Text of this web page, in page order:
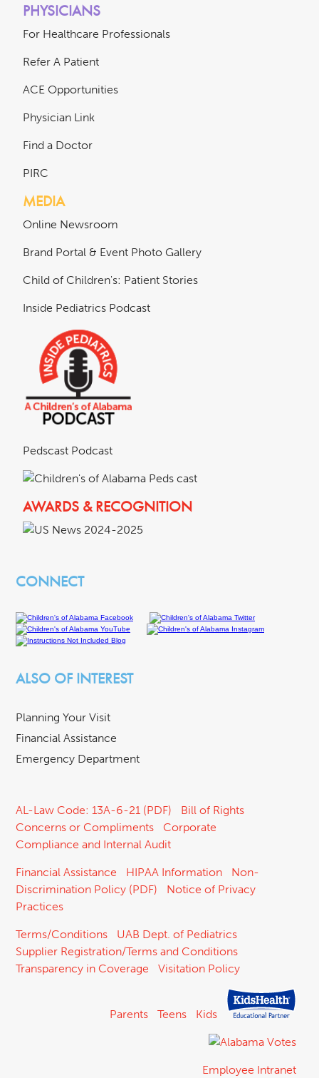
PHYSICIANS
For Healthcare Professionals
Refer A Patient
ACE Opportunities
Physician Link
Find a Doctor
PIRC
MEDIA
Online Newsroom
Brand Portal & Event Photo Gallery
Child of Children's: Patient Stories
Inside Pediatrics Podcast
Pedscast Podcast
AWARDS & RECOGNITION
CONNECT
ALSO OF INTEREST
Planning Your Visit
Financial Assistance
Emergency Department
AL-Law Code: 13A-6-21 (PDF)
Bill of Rights
Concerns or Compliments
Corporate
Compliance and Internal Audit
Financial Assistance HIPAA Information
Non-
Discrimination Policy (PDF)
Notice of Privacy
Practices
Terms/Conditions
UAB Dept. of Pediatrics
Supplier Registration/Terms and Conditions
Transparency in Coverage
Visitation Policy
Parents Teens Kids
Employee Intranet